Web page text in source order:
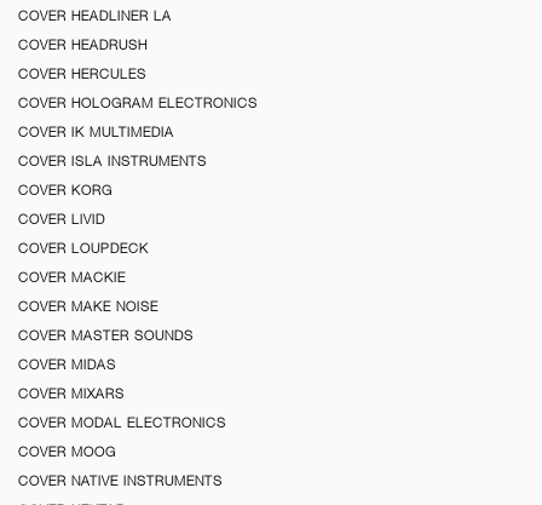
COVER HEADLINER LA
COVER HEADRUSH
COVER HERCULES
COVER HOLOGRAM ELECTRONICS
COVER IK MULTIMEDIA
COVER ISLA INSTRUMENTS
COVER KORG
COVER LIVID
COVER LOUPDECK
COVER MACKIE
COVER MAKE NOISE
COVER MASTER SOUNDS
COVER MIDAS
COVER MIXARS
COVER MODAL ELECTRONICS
COVER MOOG
COVER NATIVE INSTRUMENTS